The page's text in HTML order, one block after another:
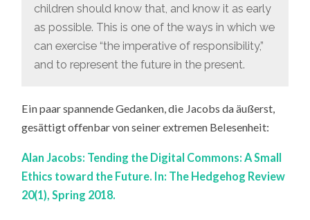
children should know that, and know it as early
as possible. This is one of the ways in which we
can exercise “the imperative of responsibility,”
and to represent the future in the present.
Ein paar spannende Gedanken, die Jacobs da äußerst,
gesättigt offenbar von seiner extremen Belesenheit:
Alan Jacobs: Tending the Digital Commons: A Small
Ethics toward the Future. In: The Hedgehog Review
20(1), Spring 2018.